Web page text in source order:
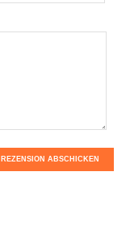
REZENSION ABSCHICKEN